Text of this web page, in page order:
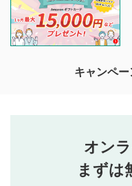
投稿するボタン
星で評価をすると投
投稿ができます。利用者
閲覧および投稿を行うも
他の利用者が動画を視聴
待ちしております。
なお、投稿をもって、本
行ってください。
当社は、利用者同士
ブルによって生じた
キャンペ
オン
まずは